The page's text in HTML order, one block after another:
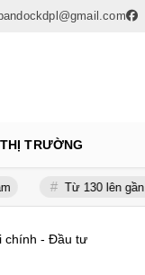
bandockdpl@gmail.com
THỊ TRƯỜNG
130 lên gần 2.700 tỷ
chính - Đầu tư